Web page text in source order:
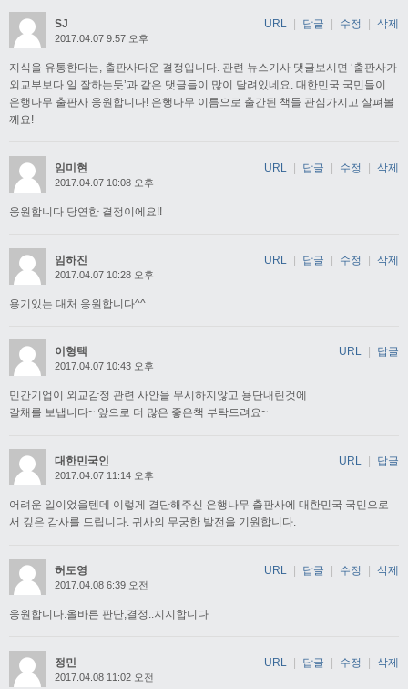
SJ
2017.04.07 9:57 오후
지식을 유통한다는, 출판사다운 결정입니다. 관련 뉴스기사 댓글보시면 ‘출판사가
외교부보다 일 잘하는듯’과 같은 댓글들이 많이 달려있네요. 대한민국 국민들이
은행나무 출판사 응원합니다! 은행나무 이름으로 출간된 책들 관심가지고 살펴볼
께요!
URL 답글 수정 삭제
임미현
2017.04.07 10:08 오후
응원합니다 당연한 결정이에요!!
URL | 답글 | 수정 | 삭제
임하진
2017.04.07 10:28 오후
용기있는 대처 응원합니다^^
URL | 답글 | 수정 | 삭제
이형택
2017.04.07 10:43 오후
민간기업이 외교감정 관련 사안을 무시하지않고 용단내린것에
갈채를 보냅니다~ 앞으로 더 많은 좋은책 부탁드려요~
URL 답글
대한민국인
2017.04.07 11:14 오후
어려운 일이었을텐데 이렇게 결단해주신 은행나무 출판사에 대한민국 국민으로
서 깊은 감사를 드립니다. 귀사의 무궁한 발전을 기원합니다.
URL 답글
허도영
2017.04.08 6:39 오전
응원합니다.올바른 판단,결정..지지합니다
URL 답글 수정 삭제
정민
2017.04.08 11:02 오전
URL | 답글 | 수정 | 삭제